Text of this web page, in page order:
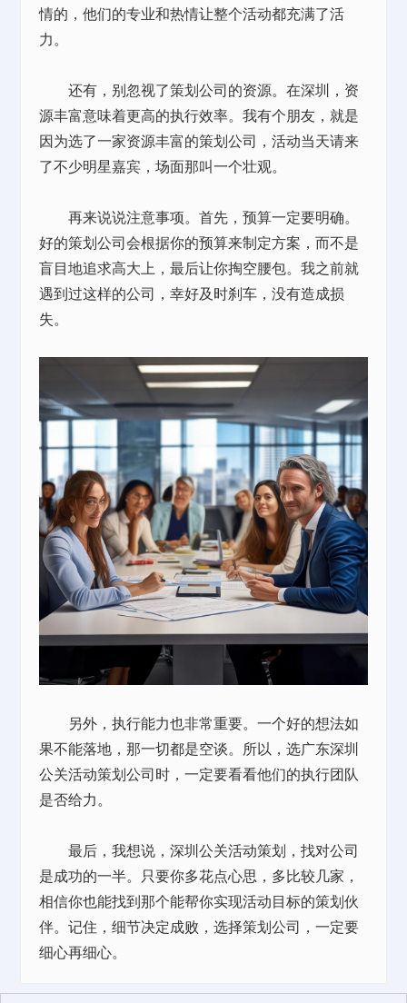
情的，他们的专业和热情让整个活动都充满了活
力。
还有，别忽视了策划公司的资源。在深圳，资
源丰富意味着更高的执行效率。我有个朋友，就是
因为选了一家资源丰富的策划公司，活动当天请来
了不少明星嘉宾，场面那叫一个壮观。
再来说说注意事项。首先，预算一定要明确。
好的策划公司会根据你的预算来制定方案，而不是
盲目地追求高大上，最后让你掏空腰包。我之前就
遇到过这样的公司，幸好及时刹车，没有造成损
失。
另外，执行能力也非常重要。一个好的想法如
果不能落地，那一切都是空谈。所以，选广东深圳
公关活动策划公司时，一定要看看他们的执行团队
是否给力。
最后，我想说，深圳公关活动策划，找对公司
是成功的一半。只要你多花点心思，多比较几家，
相信你也能找到那个能帮你实现活动目标的策划伙
伴。记住，细节决定成败，选择策划公司，一定要
细心再细心。